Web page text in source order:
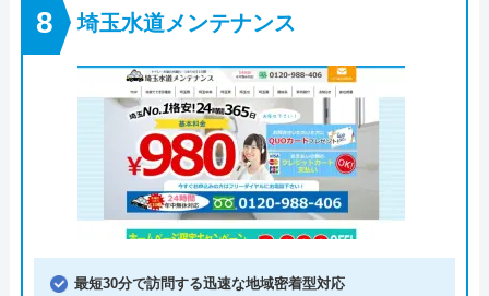
埼玉水道メンテナンス
最短30分で訪問する迅速な地域密着型対応